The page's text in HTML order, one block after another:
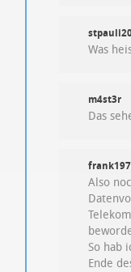
Was
m4st3r
Das
Also
So hab
Ende